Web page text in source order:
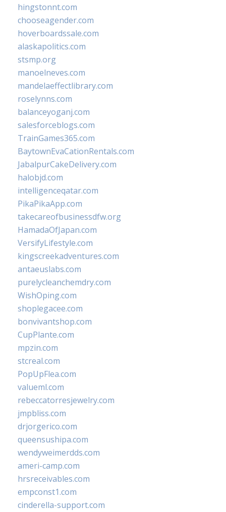
hingstonnt.com
chooseagender.com
hoverboardssale.com
alaskapolitics.com
stsmp.org
manoelneves.com
mandelaeffectlibrary.com
roselynns.com
balanceyoganj.com
salesforceblogs.com
TrainGames365.com
BaytownEvaCationRentals.com
JabalpurCakeDelivery.com
halobjd.com
intelligenceqatar.com
PikaPikaApp.com
takecareofbusinessdfw.org
HamadaOfJapan.com
VersifyLifestyle.com
kingscreekadventures.com
antaeuslabs.com
purelycleanchemdry.com
WishOping.com
shoplegacee.com
bonvivantshop.com
CupPlante.com
mpzin.com
stcreal.com
PopUpFlea.com
valueml.com
rebeccatorresjewelry.com
jmpbliss.com
drjorgerico.com
queensushipa.com
wendyweimerdds.com
ameri-camp.com
hrsreceivables.com
empconst1.com
cinderella-support.com